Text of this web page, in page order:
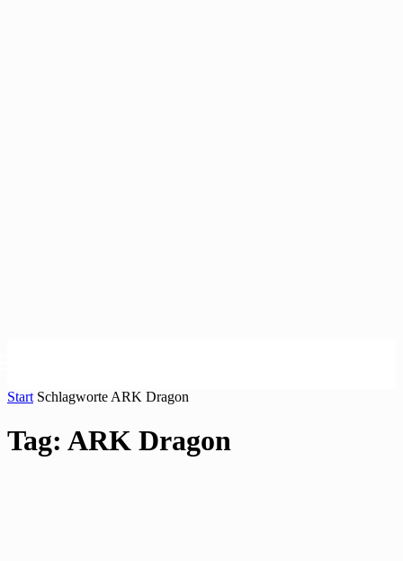
Start Schlagworte ARK Dragon
Tag: ARK Dragon